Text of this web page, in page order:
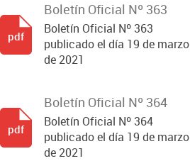
Boletín Oficial Nº 363
Boletín Oficial Nº 363
publicado el día 19 de marzo
de 2021
pdf
Boletín Oficial Nº 364
Boletín Oficial Nº 364
publicado el día 19 de marzo
de 2021
pdf